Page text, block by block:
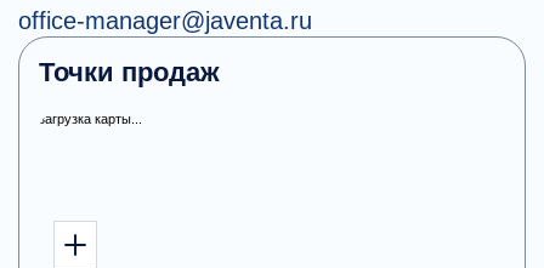
office-manager@javenta.ru
Точки продаж
загрузка карты...